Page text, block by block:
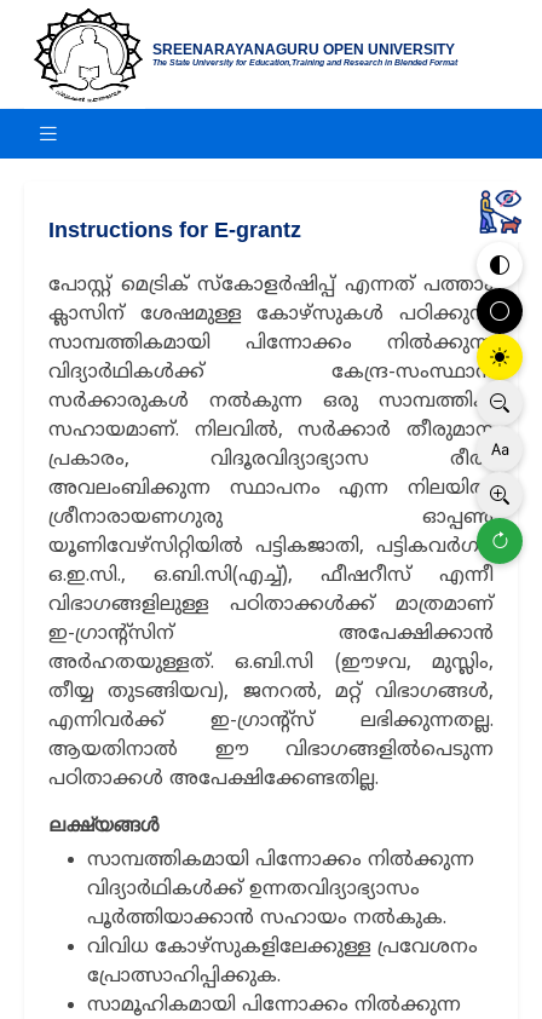
SREENARAYANAGURU OPEN UNIVERSITY
The State University for Education,Training and Research in Blended Format
Instructions for E-grantz
പോസ്റ്റ് മെട്രിക് സ്കോളർഷിപ്പ് എന്നത് പത്താം
ക്ലാസിന് ശേഷമുള്ള കോഴ്സുകൾ പഠിക്കുന്ന
സാമ്പത്തികമായി പിന്നോക്കം നിൽക്കുന്ന
വിദ്യാർഥികൾക്ക് കേന്ദ്ര-സംസ്ഥാന
സർക്കാരുകൾ നൽകുന്ന ഒരു സാമ്പത്തിക
സഹായമാണ്. നിലവില്‍, സര്‍ക്കാര്‍ തീരുമാന
പ്രകാരം, വിദൂരവിദ്യാഭ്യാസ രീതി
അവലംബിക്കുന്ന സ്ഥാപനം എന്ന നിലയില്‍
ശ്രീനാരായണഗുരു ഓപ്പണ്‍
യൂണിവേഴ്സിറ്റിയില്‍ പട്ടികജാതി, പട്ടികവർഗം,
ഒ.ഇ.സി., ഒ.ബി.സി(എച്ച്), ഫീഷറീസ് എന്നീ
വിഭാഗങ്ങളിലുള്ള പഠിതാക്കള്‍ക്ക് മാത്രമാണ്
ഇ-ഗ്രാന്‍റ്സിന് അപേക്ഷിക്കാന്‍
അര്‍ഹതയുള്ളത്. ഒ.ബി.സി (ഈഴവ, മുസ്ലിം,
തീയ്യ തുടങ്ങിയവ), ജനറല്‍, മറ്റ് വിഭാഗങ്ങള്‍,
എന്നിവര്‍ക്ക് ഇ-ഗ്രാന്‍റ്സ് ലഭിക്കുന്നതല്ല.
ആയതിനാല്‍ ഈ വിഭാഗങ്ങളില്‍പെടുന്ന
പഠിതാക്കള്‍ അപേക്ഷിക്കേണ്ടതില്ല.
ലക്ഷ്യങ്ങൾ
സാമ്പത്തികമായി പിന്നോക്കം നിൽക്കുന്ന
വിദ്യാർഥികൾക്ക് ഉന്നതവിദ്യാഭ്യാസം
പൂർത്തിയാക്കാൻ സഹായം നൽകുക.
വിവിധ കോഴ്സുകളിലേക്കുള്ള പ്രവേശനം
പ്രോത്സാഹിപ്പിക്കുക.
സാമൂഹികമായി പിന്നോക്കം നിൽക്കുന്ന